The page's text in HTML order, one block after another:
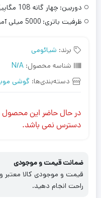
دوربین: چهار گانه 108 مگاپیکسل
ظرفیت باتری: 5000 میلی‌ آمپر ساعت
برند: شیائومی
شناسه محصول: N/A
دسته‌بندی‌ها: گوشی
در حال حاضر این محصول
دسترس نمی باشد.
ضمانت قیمت و موجودی
قیمت و موجودی کالا معتبر
راحت انجام دهید.